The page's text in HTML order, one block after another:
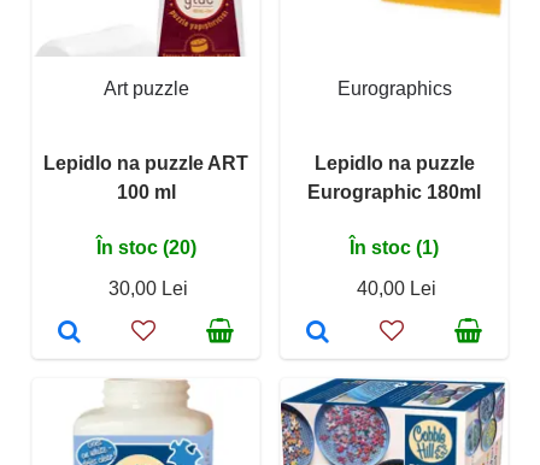
Art puzzle
Lepidlo na puzzle ART
100 ml
În stoc (20)
30,00 Lei
Eurographics
Lepidlo na puzzle
Eurographic 180ml
În stoc (1)
40,00 Lei